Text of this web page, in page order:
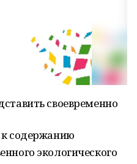
своевременно
содержанию
экологического